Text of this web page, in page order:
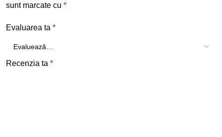
sunt marcate cu *
Evaluarea ta *
Recenzia ta *